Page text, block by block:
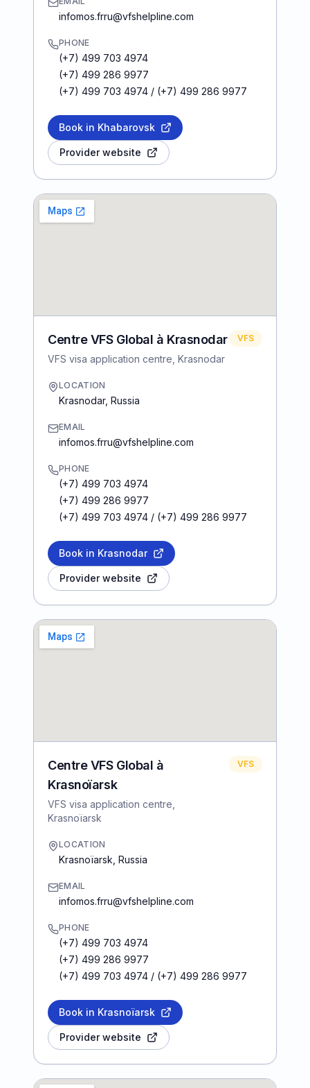
infomos.frru@vfshelpline.com
PHONE
(+7) 499 703 4974
(+7) 499 286 9977
(+7) 499 703 4974 / (+7) 499 286 9977
Book in Khabarovsk
Provider website
Centre VFS Global à Krasnodar
VFS visa application centre, Krasnodar
VFS
LOCATION
Krasnodar, Russia
EMAIL
infomos.frru@vfshelpline.com
PHONE
(+7) 499 703 4974
(+7) 499 286 9977
(+7) 499 703 4974 / (+7) 499 286 9977
Book in Krasnodar
Provider website
Centre VFS Global à
Krasnoïarsk
VFS visa application centre,
Krasnoïarsk
VFS
LOCATION
Krasnoïarsk Russia
EMAIL
infomos.frru@vfshelpline.com
PHONE
(+7) 499 703 4974
(+7) 499 286 9977
(+7) 499 703 4974 / (+7) 499 286 9977
Book in Krasnoïarsk
Provider website